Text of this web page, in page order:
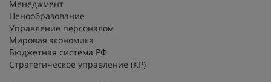
Менеджмент
Ценообразование
Управление персоналом
Мировая экономика
Бюджетная система РФ
Стратегическое управление (КР)